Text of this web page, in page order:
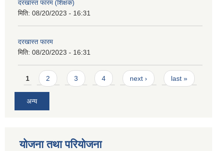
दरखास्त फारम (शिक्षक)
मिति: 08/20/2023 - 16:31
दरखास्त फारम
मिति: 08/20/2023 - 16:31
Pages
1 2 3 4 next › last »
अन्य
योजना तथा परियोजना